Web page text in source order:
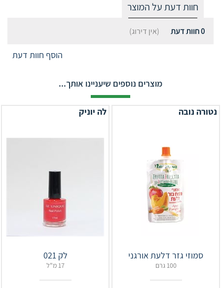
חוות דעת על המוצר
0חוות דעת (אין דירוג)
הוסף חוות דעת
מוצרים נוספים שיעניינו אותך...
נטורה נובה
סמוזי גזר דלעת אורגני
100 גרם
לה יוניק
לק 021
17 מ"ל